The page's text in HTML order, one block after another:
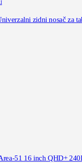
zidni nosač za
51 16 inch QHD+